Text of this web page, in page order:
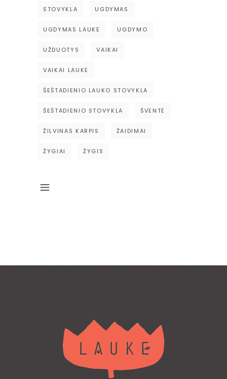
STOVYKLA UGDYMAS
UGDYMAS LAUKE UGDYMO
UŽDUOTYS VAIKAI
VAIKAI LAUKE
ŠEŠTADIENIO LAUKO STOVYKLA
ŠEŠTADIENIO STOVYKLA ŠVENTĖ
ŽILVINAS KARPIS ŽAIDIMAI
ŽYGIAI ŽYGIS